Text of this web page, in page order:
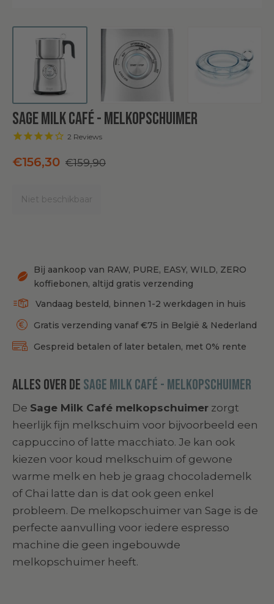
Sage Milk Café - melkopschuimer
2 Reviews
Normale
€156,30 €159,90
Niet beschikbaar
Bij aankoop van RAW, PURE, EASY, WILD, ZERO
koffiebonen, altijd gratis verzending
Vandaag besteld, binnen 1-2 werkdagen in huis
Gratis verzending vanaf €75 in België & Nederland
Gespreid betalen of later betalen, met 0% rente
Alles over de Sage Milk Café - melkopschuimer
De Sage Milk Café melkopschuimer zorgt
heerlijk fijn melkschuim voor bijvoorbeeld een
cappuccino of latte macchiato. Je kan ook
kiezen voor koud melkschuim of gewone
warme melk en heb je graag chocolademelk
of Chai latte dan is dat ook geen enkel
probleem. De melkopschuimer van Sage is de
perfecte aanvulling voor iedere espresso
machine die geen ingebouwde
melkopschuimer heeft.